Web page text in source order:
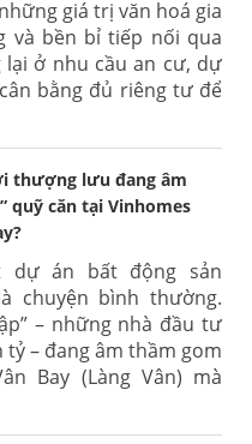
giá trị văn hoá gia
và bền bỉ tiếp nối qua
ở nhu cầu an cư, dự
bằng đủ riêng tư để
thượng lưu đang âm
quỹ căn tại Vinhomes
dự án bất động sản
chuyện bình thường.
– những nhà đầu tư
– đang âm thầm gom
Bay (Làng Vân) mà